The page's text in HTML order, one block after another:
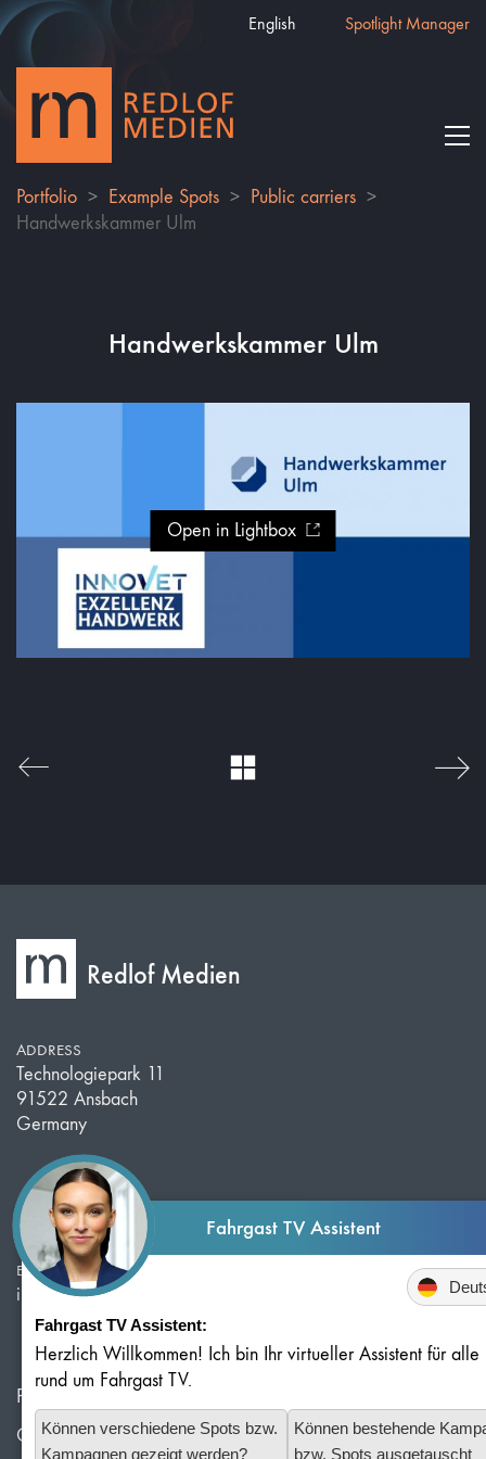
English Spotlight Manager
Portfolio > Example Spots > Public carriers >
Handwerkskammer Ulm
Handwerkskammer Ulm
Open in Lightbox
Redlof Medien
ADDRESS
Technologiepark 11
91522 Ansbach
Germany
TELEPHONE
+49 981 203 526 50
E-MAIL
info@redlof-medien.de
Privacy Policy
Cookie Settings
Fahrgast TV Assistent
Sprache
Fahrgast TV Assistent:
Herzlich Willkommen! Ich bin Ihr virtueller Assistent für alle
rund um Fahrgast TV.
Können verschiedene Spots bzw.
Kampagnen gezeigt werden?
Können bestehende
bzw. Spots ausgetauscht